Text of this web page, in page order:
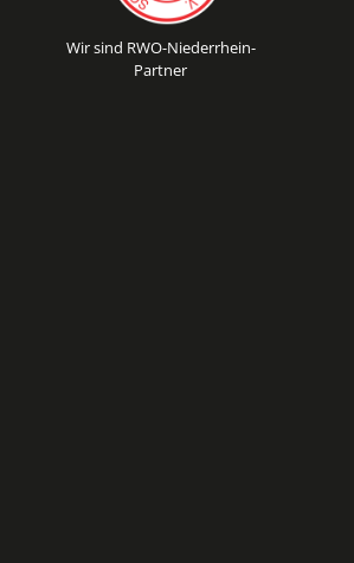
Wir sind RWO-Niederrhein-
Partner